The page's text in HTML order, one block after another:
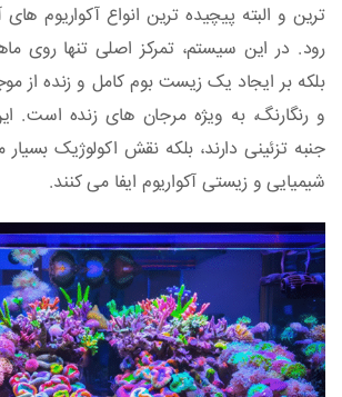
ترین و البته پیچیده‌ ترین انواع آکواریوم‌
رود. در این سیستم، تمرکز اصلی تنها روی
بلکه بر ایجاد یک زیست‌ بوم کامل و زنده از
و رنگارنگ، به‌ ویژه مرجان‌ های زنده است.
جنبه‌ تزئینی دارند، بلکه نقش اکولوژیک
شیمیایی و زیستی آکواریوم ایفا می‌ کنند.